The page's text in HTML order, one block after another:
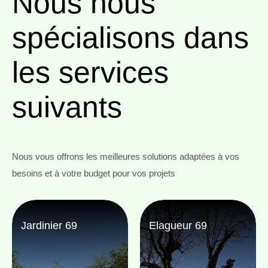
spécialisons dans
les services
suivants
Nous vous offrons les meilleures solutions adaptées à vos
besoins et à votre budget pour vos projets
Jardinier 69 Elagueur 69